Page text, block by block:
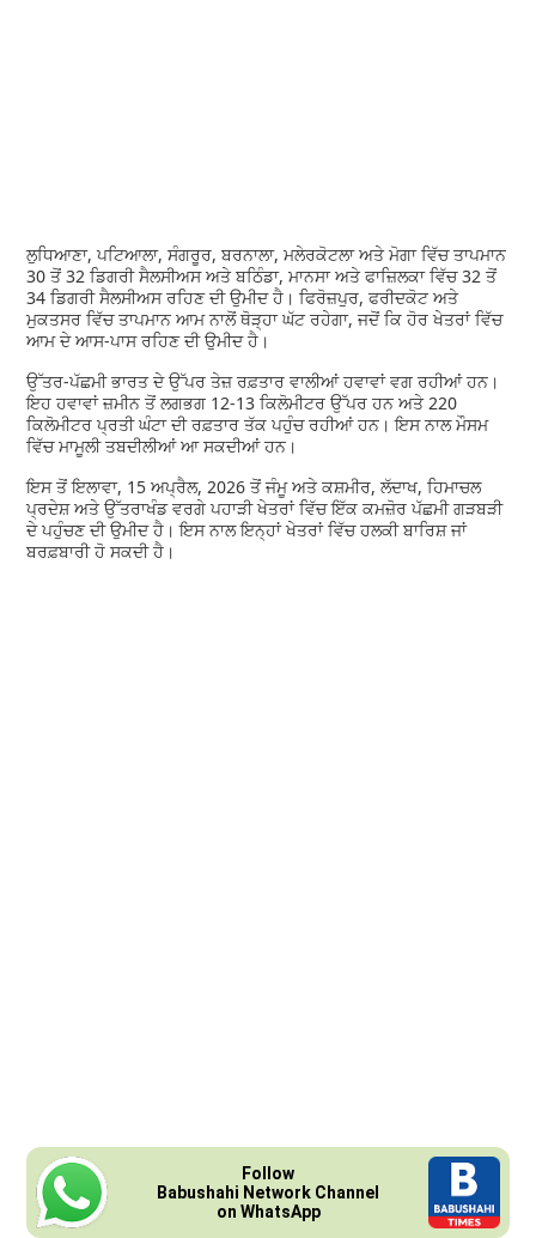
ਲੁਧਿਆਣਾ, ਪਟਿਆਲਾ, ਸੰਗਰੂਰ, ਬਰਨਾਲਾ, ਮਲੇਰਕੋਟਲਾ ਅਤੇ ਮੋਗਾ ਵਿੱਚ ਤਾਪਮਾਨ
30 ਤੋਂ 32 ਡਿਗਰੀ ਸੈਲਸੀਅਸ ਅਤੇ ਬਠਿੰਡਾ, ਮਾਨਸਾ ਅਤੇ ਫਾਜ਼ਿਲਕਾ ਵਿੱਚ 32 ਤੋਂ
34 ਡਿਗਰੀ ਸੈਲਸੀਅਸ ਰਹਿਣ ਦੀ ਉਮੀਦ ਹੈ। ਫਿਰੋਜ਼ਪੁਰ, ਫਰੀਦਕੋਟ ਅਤੇ
ਮੁਕਤਸਰ ਵਿੱਚ ਤਾਪਮਾਨ ਆਮ ਨਾਲੋਂ ਥੋੜ੍ਹਾ ਘੱਟ ਰਹੇਗਾ, ਜਦੋਂ ਕਿ ਹੋਰ ਖੇਤਰਾਂ ਵਿੱਚ
ਆਮ ਦੇ ਆਸ-ਪਾਸ ਰਹਿਣ ਦੀ ਉਮੀਦ ਹੈ।
ਉੱਤਰ-ਪੱਛਮੀ ਭਾਰਤ ਦੇ ਉੱਪਰ ਤੇਜ਼ ਰਫ਼ਤਾਰ ਵਾਲੀਆਂ ਹਵਾਵਾਂ ਵਗ ਰਹੀਆਂ ਹਨ।
ਇਹ ਹਵਾਵਾਂ ਜ਼ਮੀਨ ਤੋਂ ਲਗਭਗ 12-13 ਕਿਲੋਮੀਟਰ ਉੱਪਰ ਹਨ ਅਤੇ 220
ਕਿਲੋਮੀਟਰ ਪ੍ਰਤੀ ਘੰਟਾ ਦੀ ਰਫ਼ਤਾਰ ਤੱਕ ਪਹੁੰਚ ਰਹੀਆਂ ਹਨ। ਇਸ ਨਾਲ ਮੌਸਮ
ਵਿੱਚ ਮਾਮੂਲੀ ਤਬਦੀਲੀਆਂ ਆ ਸਕਦੀਆਂ ਹਨ।
ਇਸ ਤੋਂ ਇਲਾਵਾ, 15 ਅਪ੍ਰੈਲ, 2026 ਤੋਂ ਜੰਮੂ ਅਤੇ ਕਸ਼ਮੀਰ, ਲੱਦਾਖ, ਹਿਮਾਚਲ
ਪ੍ਰਦੇਸ਼ ਅਤੇ ਉੱਤਰਾਖੰਡ ਵਰਗੇ ਪਹਾੜੀ ਖੇਤਰਾਂ ਵਿੱਚ ਇੱਕ ਕਮਜ਼ੋਰ ਪੱਛਮੀ ਗੜਬੜੀ
ਦੇ ਪਹੁੰਚਣ ਦੀ ਉਮੀਦ ਹੈ। ਇਸ ਨਾਲ ਇਨ੍ਹਾਂ ਖੇਤਰਾਂ ਵਿੱਚ ਹਲਕੀ ਬਾਰਿਸ਼ ਜਾਂ
ਬਰਫ਼ਬਾਰੀ ਹੋ ਸਕਦੀ ਹੈ।
Follow
Babushahi Network Channel
on WhatsApp